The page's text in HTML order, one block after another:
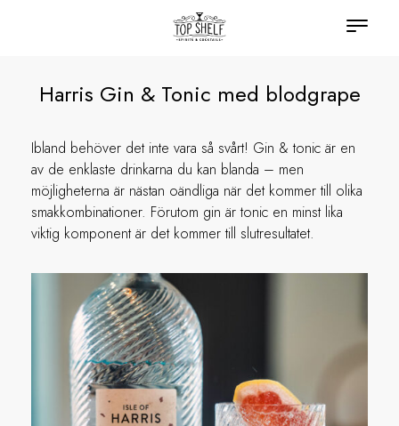
Harris Gin & Tonic med blodgrape
Ibland behöver det inte vara så svårt! Gin & tonic är en
av de enklaste drinkarna du kan blanda – men
möjligheterna är nästan oändliga när det kommer till olika
smakkombinationer. Förutom gin är tonic en minst lika
viktig komponent är det kommer till slutresultatet.